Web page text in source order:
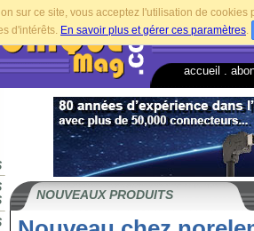
sur ce site, vous acceptez l'utilisation de
d'intérêts. En savoir plus et gérer ces paramètres.
accueil
NOUVEAUX PRODUITS